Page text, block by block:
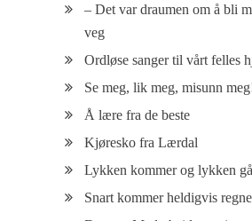
– Det var draumen om å bli
veg
Ordløse sanger til vårt felles
Se meg, lik meg, misunn
Å lære fra de beste
Kjøresko fra Lærdal
Lykken kommer og lykken
Snart kommer heldigvis